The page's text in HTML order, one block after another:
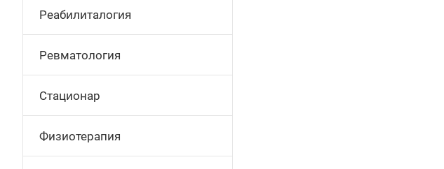
Реабилиталогия
Ревматология
Стационар
Физиотерапия